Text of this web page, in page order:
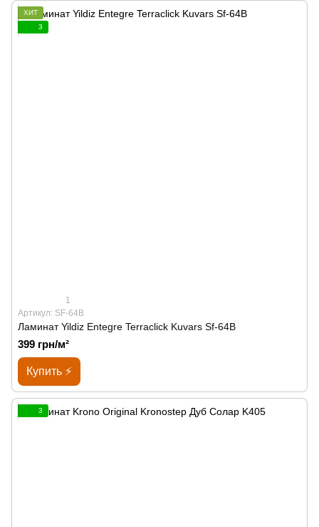
ХИТ
3
1
Артикул: SF-64B
Ламинат Yildiz Entegre Terraclick Kuvars Sf-64B
399 грн/м²
Купить ⚡
3